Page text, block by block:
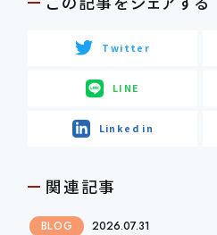
Twitter
LINE
Linked in
関連記事
BLOG 2026.07.31